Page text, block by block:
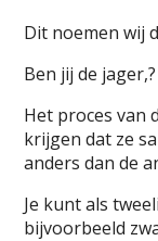
Dit noemen wij
Ben jij de
Het proces van
krijgen dat ze
anders dan de
Je kunt als
bijvoorbeeld